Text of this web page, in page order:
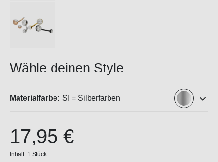
Wähle deinen Style
Materialfarbe: SI = Silberfarben
17,95 €
Inhalt: 1 Stück